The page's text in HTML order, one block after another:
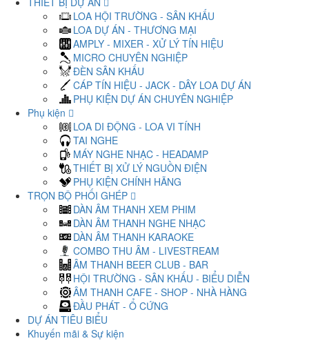
LOA HỘI TRƯỜNG - SÂN KHẤU
LOA DỰ ÁN - THƯƠNG MẠI
AMPLY - MIXER - XỬ LÝ TÍN HIỆU
MICRO CHUYÊN NGHIỆP
ĐÈN SÂN KHẤU
CÁP TÍN HIỆU - JACK - DÂY LOA DỰ ÁN
PHỤ KIỆN DỰ ÁN CHUYÊN NGHIỆP
Phụ kiện
LOA DI ĐỘNG - LOA VI TÍNH
TAI NGHE
MÁY NGHE NHẠC - HEADAMP
THIẾT BỊ XỬ LÝ NGUỒN ĐIỆN
PHỤ KIỆN CHÍNH HÃNG
TRỌN BỘ PHỐI GHÉP
DÀN ÂM THANH XEM PHIM
DÀN ÂM THANH NGHE NHẠC
DÀN ÂM THANH KARAOKE
COMBO THU ÂM - LIVESTREAM
ÂM THANH BEER CLUB - BAR
HỘI TRƯỜNG - SÂN KHẤU - BIỂU DIỄN
ÂM THANH CAFE - SHOP - NHÀ HÀNG
ĐẦU PHÁT - Ổ CỨNG
DỰ ÁN TIÊU BIỂU
Khuyến mãi & Sự kiện